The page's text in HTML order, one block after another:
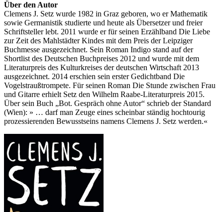
Über den Autor
Clemens J. Setz wurde 1982 in Graz geboren, wo er Mathematik
sowie Germanistik studierte und heute als Übersetzer und freier
Schriftsteller lebt. 2011 wurde er für seinen Erzählband Die Liebe
zur Zeit des Mahlstädter Kindes mit dem Preis der Leipziger
Buchmesse ausgezeichnet. Sein Roman Indigo stand auf der
Shortlist des Deutschen Buchpreises 2012 und wurde mit dem
Literaturpreis des Kulturkreises der deutschen Wirtschaft 2013
ausgezeichnet. 2014 erschien sein erster Gedichtband Die
Vogelstraußtrompete. Für seinen Roman Die Stunde zwischen Frau
und Gitarre erhielt Setz den Wilhelm Raabe-Literaturpreis 2015.
Über sein Buch „Bot. Gespräch ohne Autor“ schrieb der Standard
(Wien): » … darf man Zeuge eines scheinbar ständig hochtourig
prozessierenden Bewusstseins namens Clemens J. Setz werden.«